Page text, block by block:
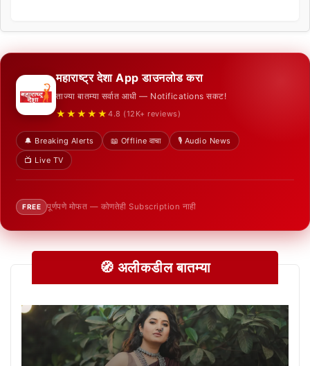
महाराष्ट्र देशा App डाउनलोड करा
ताज्या बातम्या सर्वात आधी — Notifications सकट!
★★★★★ 4.8 (12K+ reviews)
🔔 Breaking Alerts 📖 Offline वाचा
🎙️ Audio News
📺 Live TV
FREE पूर्णपणे मोफत — कोणतेही Subscription नाही
🧭 अलीकडील बातम्या